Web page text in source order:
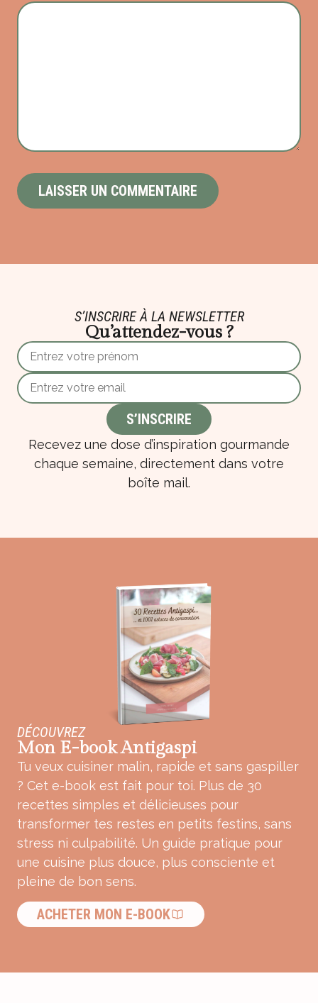
S’INSCRIRE À LA NEWSLETTER
Qu’attendez-vous ?
Recevez une dose d’inspiration gourmande
chaque semaine, directement dans votre
boîte mail.
DÉCOUVREZ
Mon E-book Antigaspi
Tu veux cuisiner malin, rapide et sans gaspiller
? Cet e-book est fait pour toi. Plus de 30
recettes simples et délicieuses pour
transformer tes restes en petits festins, sans
stress ni culpabilité. Un guide pratique pour
une cuisine plus douce, plus consciente et
pleine de bon sens.
ACHETER MON E-BOOK